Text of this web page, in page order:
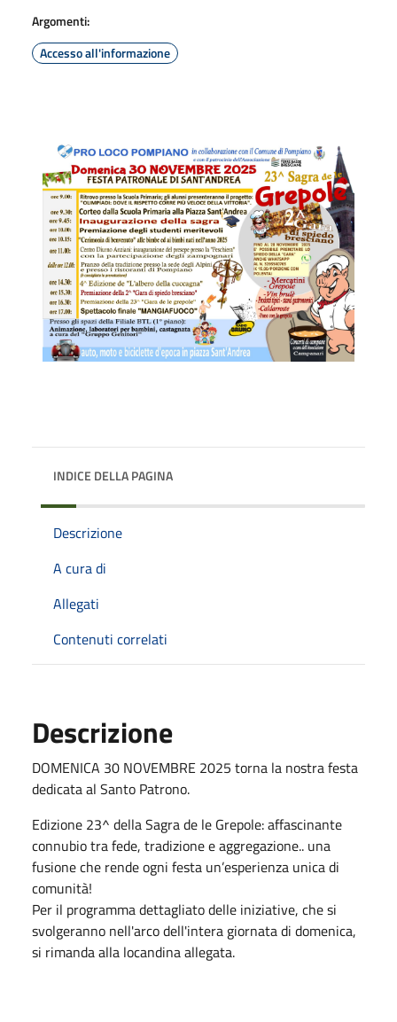
Argomenti:
Accesso all'informazione
INDICE DELLA PAGINA
Descrizione
A cura di
Allegati
Contenuti correlati
Descrizione
DOMENICA 30 NOVEMBRE 2025 torna la nostra festa
dedicata al Santo Patrono.
Edizione 23^ della Sagra de le Grepole: affascinante
connubio tra fede, tradizione e aggregazione.. una
fusione che rende ogni festa un’esperienza unica di
comunità!
Per il programma dettagliato delle iniziative, che si
svolgeranno nell'arco dell'intera giornata di domenica,
si rimanda alla locandina allegata.